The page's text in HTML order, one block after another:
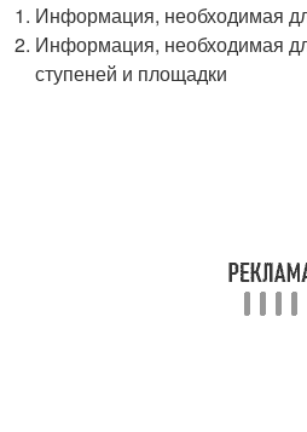
Информация, необходимая
Информация, необходимая
ступеней и площадки